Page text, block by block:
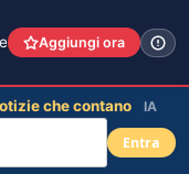
Aggiungi ora
che contano IA
Entra